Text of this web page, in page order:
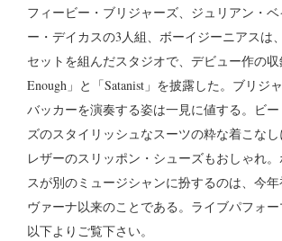
フィービー・ブリジャーズ、ジュリアン・
ー・デイカスの3人組、ボーイジーニアスは
セットを組んだスタジオで、デビュー作の収
Enough」と「Satanist」を披露した。ブリジ
バッカーを演奏する姿は一見に値する。ビ
ズのスタイリッシュなスーツの粋な着こな
レザーのスリッポン・シューズもおしゃれ
スが別のミュージシャンに扮するのは、今
ヴァーナ以来のことである。ライブパフォ
以下よりご覧下さい。